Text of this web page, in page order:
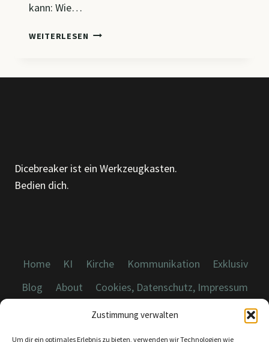
Zustimmung verwalten
Um dir ein optimales Erlebnis zu bieten, verwenden wir Technologien wie
kann: Wie…
WEITERLESEN RECHTSSAMMLUNG
Dicebreaker ist ein Werkzeugkasten.
Bedien dich.
Home KI Kirche Kommunikation
Exklusiv
Blog
About Cookies, Datenschutz, Impressum